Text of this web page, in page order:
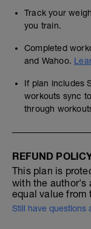
Track your
you train.
Completed
and Wahoo.
If plan includes
workouts sync
through
REFUND
This plan is
with the author's
equal value from
Still have questions